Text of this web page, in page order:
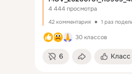
4 444 просмотра
42 комментария 1 раз
30 классов
6 Класс